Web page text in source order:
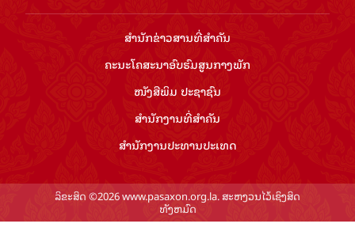
ສຳ​ນັກ​ຂ່າວ​ສານ​ທີ່​ສຳ​ຄັນ​
ຄະນະໂຄສະນາອົບຮົມ​ສູນ​ກາງ​ພັກ
ໜັງສືພິມ ປະ​ຊາ​ຊົນ
ສຳ​ນັກ​ງານ​ທີ່​ສຳ​ຄັນ
ສຳ​ນັກ​ງານ​ປະ​ທານ​ປະ​ເທດ
ລິຂະສິດ ©2026 www.pasaxon.org.la. ສະຫງວນໄວ້ເຊິງສິດ
ທັງຫມົດ